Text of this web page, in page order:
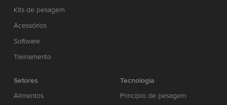
Kits de pesagem
Acessórios
Software
Treinamento
Setores
Alimentos
Tecnologia
Princípio de pesagem